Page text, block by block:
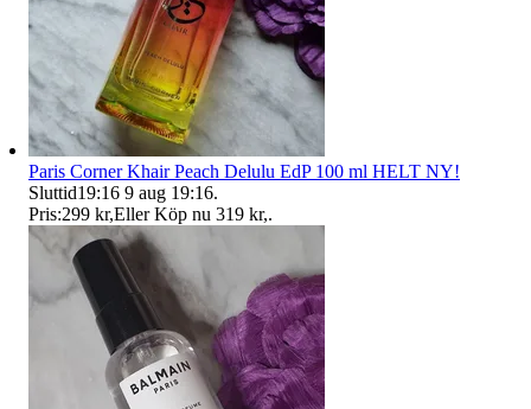
Paris Corner Khair Peach Delulu EdP 100 ml HELT NY!
Sluttid19:16 9 aug 19:16.
Pris:299 kr,Eller Köp nu 319 kr,.